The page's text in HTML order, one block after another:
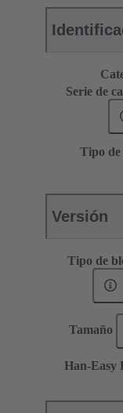
Serie de
Tipo de
Versión
Tipo de
Tamaño
Han-Easy